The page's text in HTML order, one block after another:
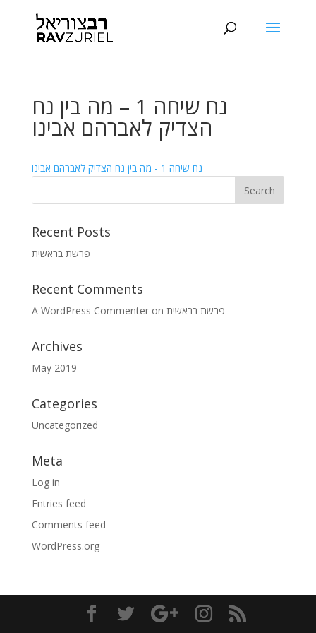
נח שיחה 1 – מה בין נח
הצדיק לאברהם אבינו
נח שיחה 1 - מה בין נח הצדיק לאברהם אבינו
Recent Posts
פרשת בראשית
Recent Comments
A WordPress Commenteron פרשת בראשית
Archives
May 2019
Categories
Uncategorized
Meta
Log in
Entries feed
Comments feed
WordPress.org